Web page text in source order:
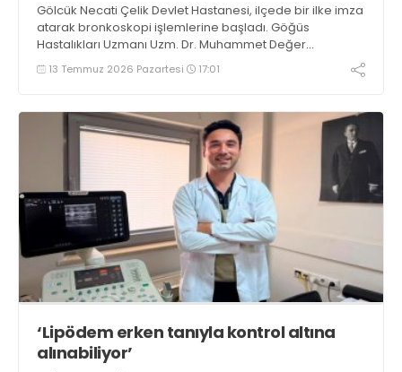
Gölcük Necati Çelik Devlet Hastanesi, ilçede bir ilke imza
atarak bronkoskopi işlemlerine başladı. Göğüs
Hastalıkları Uzmanı Uzm. Dr. Muhammet Değer
tarafından gerçekleştirilen ilk işlemde, bir hastanın
solunum yollarındaki kaçak şüphesi değerlendirilerek
13 Temmuz 2026 Pazartesi 17:01
‘Lipödem erken tanıyla kontrol altına
alınabiliyor’